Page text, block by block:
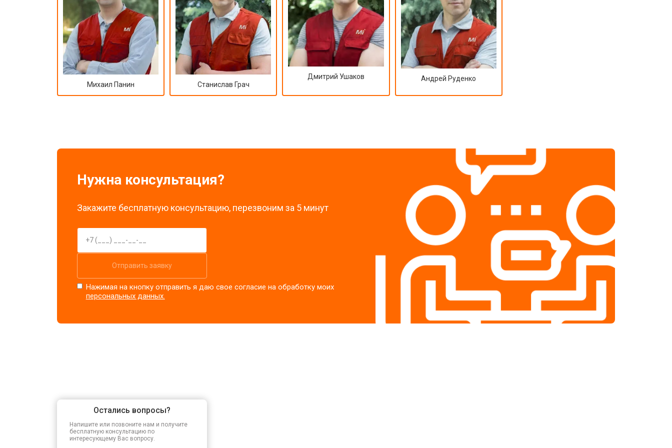
Замена северного моста от 100 мин от 3500 ₽
Ремонт петель ноутбука Xiaomi от 70 мин от 3990 ₽
Михаил Панин Станислав Грач
Дмитрий Ушаков Андрей Руденко
Нужна консультация?
Закажите бесплатную консультацию, перезвоним за 5 минут
Отправить заявку
Нажимая на кнопку отправить я даю свое согласие на обработку моих
персональных данных.
Остались вопросы?
Напишите или позвоните нам и получите
бесплатную консультацию по
интересующему Вас вопросу.